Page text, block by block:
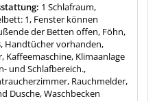
1 Schlafraum,
1, Fenster können
der Betten offen, Föhn,
Handtücher vorhanden,
Kaffeemaschine, Klimaanlage
und Schlafbereich.,
Rauchmelder,
Dusche, Waschbecken